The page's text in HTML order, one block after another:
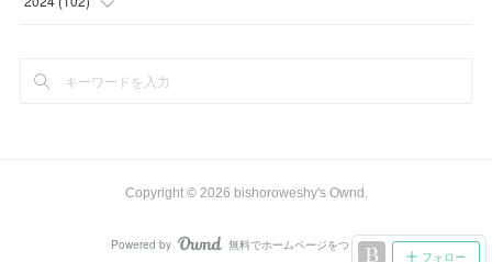
(
フォロー
Copyright © 2026 bishoroweshy's Ownd .
Powered by AmebaOwnd
無料でホームページをつくろう